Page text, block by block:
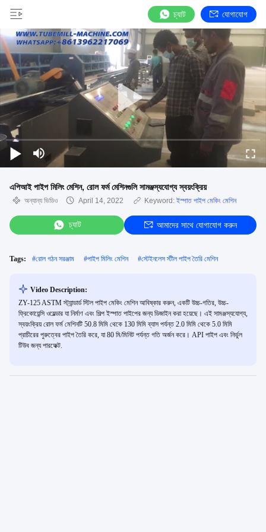
চ্যাট যোগাযোগ
এপিআই পাইপ মিলিং মেশিন, রোল ফর্ম মেশিনগুলি সামঞ্জস্যযোগ্য স্বয়ংক্রিয়
অন্যান্য ভিডিও April 14, 2022 Keyword: ইস্পাত পাইপ মেকিং মেশিন
চ্যাট আমাদের সাথে যোগাযোগ করুন
Tags: #রোল গঠন সরঞ্জাম #পাইপ মিলিং মেশিন #স্টেইনলেস স্টীল পাইপ তৈরি মেশিন
Video Description:
ZY-125 ASTM স্ট্যান্ডার্ড স্টিল পাইপ মেকিং মেশিন আবিষ্কার করুন, একটি উচ্চ-গতির, উচ্চ-
ফ্রিকোয়েন্সি ওয়েল্ডার যা নির্মাণ এবং শিল্প ইস্পাত পাইপের জন্য ডিজাইন করা হয়েছে। এই সামঞ্জস্যযোগ্য,
স্বয়ংক্রিয় রোল ফর্ম মেশিনটি 50.8 মিমি থেকে 130 মিমি ব্যাস পর্যন্ত 2.0 মিমি থেকে 5.0 মিমি
প্রাচীরের পুরুত্বের পাইপ তৈরি করে, যা 80 মি/মিনিট পর্যন্ত গতি অর্জন করে। API পাইপ এবং নির্ভুল
টিউব জন্য পারফেক্ট.